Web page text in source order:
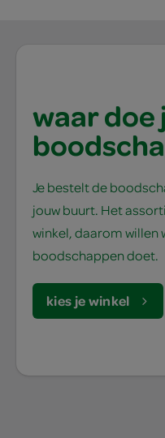
waar doe
Je bestelt de
jouw buurt. Het
winkel, daarom willen
boodschappen doet.
kies je winkel